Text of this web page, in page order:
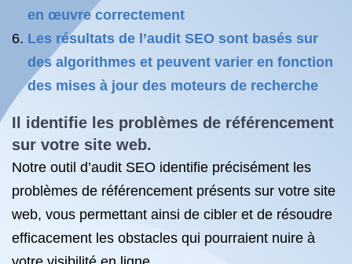
en œuvre correctement
Les résultats de l’audit SEO sont basés sur
des algorithmes et peuvent varier en fonction
des mises à jour des moteurs de recherche
Il identifie les problèmes de référencement
sur votre site web.
Notre outil d’audit SEO identifie précisément les
problèmes de référencement présents sur votre site
web, vous permettant ainsi de cibler et de résoudre
efficacement les obstacles qui pourraient nuire à